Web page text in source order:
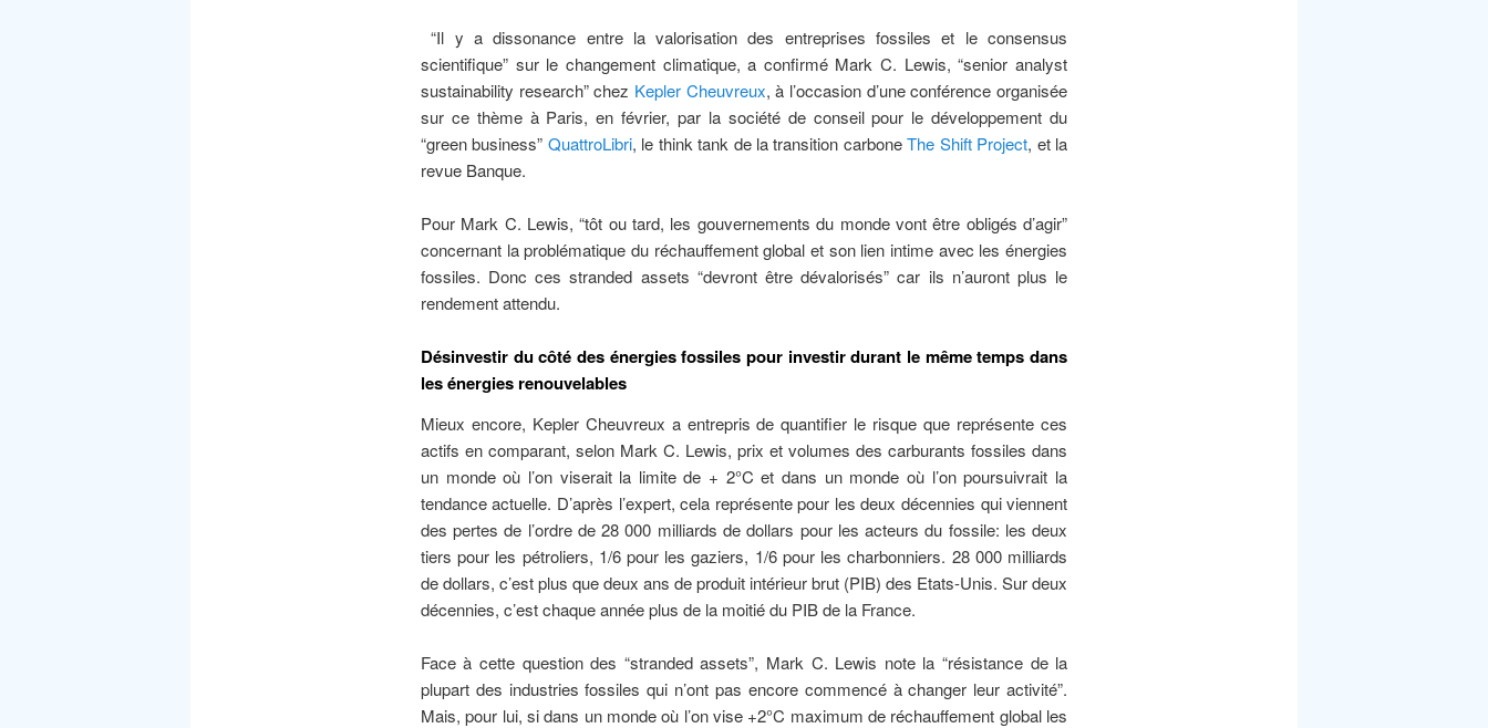
“Il y a dissonance entre la valorisation des entreprises fossiles et le consensus
scientifique” sur le changement climatique, a confirmé Mark C. Lewis, “senior analyst
sustainability research” chez Kepler Cheuvreux, à l’occasion d’une conférence organisée
sur ce thème à Paris, en février, par la société de conseil pour le développement du
“green business” QuattroLibri, le think tank de la transition carboneThe Shift Project, et la
revue Banque.
Pour Mark C. Lewis, “tôt ou tard, les gouvernements du monde vont être obligés d’agir”
concernant la problématique du réchauffement global et son lien intime avec les énergies
fossiles. Donc ces stranded assets “devront être dévalorisés” car ils n’auront plus le
rendement attendu.
Désinvestir du côté des énergies fossiles pour investir durant le même temps dans
les énergies renouvelables
Mieux encore, Kepler Cheuvreux a entrepris de quantifier le risque que représente ces
actifs en comparant, selon Mark C. Lewis, prix et volumes des carburants fossiles dans
un monde où l’on viserait la limite de + 2°C et dans un monde où l’on poursuivrait la
tendance actuelle. D’après l’expert, cela représente pour les deux décennies qui viennent
des pertes de l’ordre de 28 000 milliards de dollars pour les acteurs du fossile: les deux
tiers pour les pétroliers, 1/6 pour les gaziers, 1/6 pour les charbonniers. 28 000 milliards
de dollars, c’est plus que deux ans de produit intérieur brut (PIB) des Etats-Unis. Sur deux
décennies, c’est chaque année plus de la moitié du PIB de la France.
Face à cette question des “stranded assets”, Mark C. Lewis note la “résistance de la
plupart des industries fossiles qui n’ont pas encore commencé à changer leur activité”.
Mais, pour lui, si dans un monde où l’on vise +2°C maximum de réchauffement global les